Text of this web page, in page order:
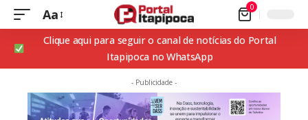
Aa 0
Clique aqui para seguir o canal de notícias do Portal
Itapipoca no WhatsApp
- Publicidade -